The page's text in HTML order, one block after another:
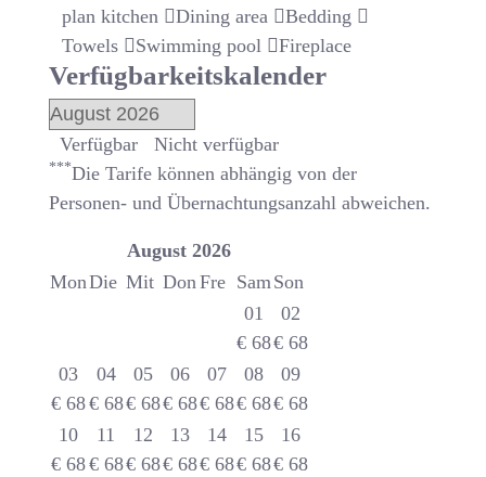
plan kitchen
Dining area
Bedding
Towels
Swimming pool Fireplace
Verfügbarkeitskalender
Verfügbar Nicht verfügbar
***Die Tarife können abhängig von der
Personen- und Übernachtungsanzahl abweichen.
August 2026
MonDie Mit DonFre SamSon
01
€ 68
02
€ 68
03
€ 68
04
€ 68
05
€ 68
06
€ 68
07
€ 68
08
€ 68
09
€ 68
10
€ 68
11
€ 68
12
€ 68
13
€ 68
14
€ 68
15
€ 68
16
€ 68